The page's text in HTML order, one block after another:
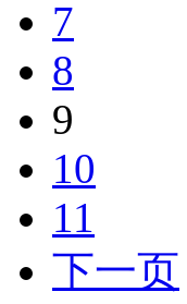
7
8
9
10
11
下一页